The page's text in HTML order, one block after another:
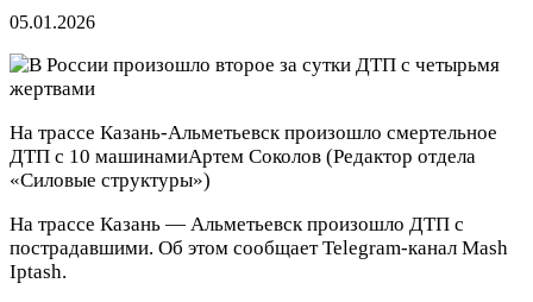
05.01.2026
На трассе Казань-Альметьевск произошло смертельное
ДТП с 10 машинамиАртем Соколов (Редактор отдела
«Силовые структуры»)
На трассе Казань — Альметьевск произошло ДТП с
пострадавшими. Об этом сообщает Telegram-канал Mash
Iptash.